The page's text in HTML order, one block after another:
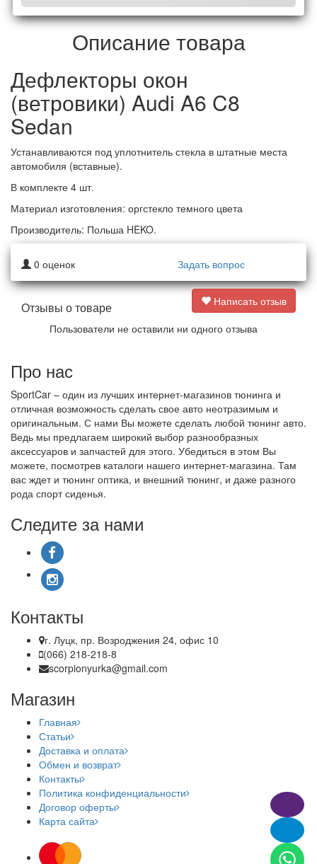
Описание товара
Дефлекторы окон
(ветровики) Audi A6 C8
Sedan
Устанавливаются под уплотнитель стекла в штатные места
автомобиля (вставные).
В комплекте 4 шт.
Материал изготовления: оргстекло темного цвета
Производитель: Польша HEKO.
0 оценок Задать вопрос
Отзывы о товаре
Написать отзыв
Пользователи не оставили ни одного отзыва
Про нас
SportCar – один из лучших интернет-магазинов тюнинга и
отличная возможность сделать свое авто неотразимым и
оригинальным. С нами Вы можете сделать любой тюнинг авто.
Ведь мы предлагаем широкий выбор разнообразных
аксессуаров и запчастей для этого. Убедиться в этом Вы
можете, посмотрев каталоги нашего интернет-магазина. Там
вас ждет и тюнинг оптика, и внешний тюнинг, и даже разного
рода спорт сиденья.
Следите за нами
Контакты
г. Луцк, пр. Возроджения 24, офис 10
(066) 218-218-8
scorpionyurka@gmail.com
Магазин
Главная
Статьи
Доставка и оплата
Обмен и возврат
Контакты
Политика конфиденциальности
Договор оферты
Карта сайта